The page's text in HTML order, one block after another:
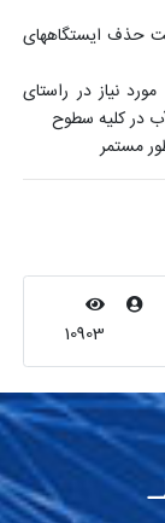
حذف ایستگاههای
نیاز در راستای
آب در کلیه سطوح
مستمر
10903